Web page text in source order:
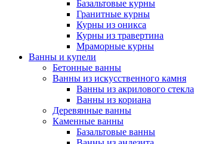
Базальтовые курны
Гранитные курны
Курны из оникса
Курны из травертина
Мраморные курны
Ванны и купели
Бетонные ванны
Ванны из искусственного камня
Ванны из акрилового стекла
Ванны из кориана
Деревянные ванны
Каменные ванны
Базальтовые ванны